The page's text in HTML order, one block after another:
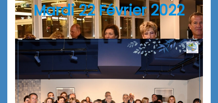
Mardi 22 Février 2022